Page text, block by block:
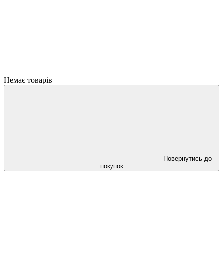
Немає товарів
Повернутись до
покупок